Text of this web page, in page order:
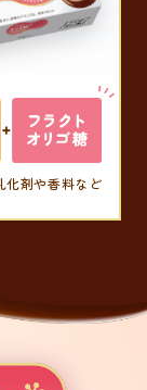
剤や香料など